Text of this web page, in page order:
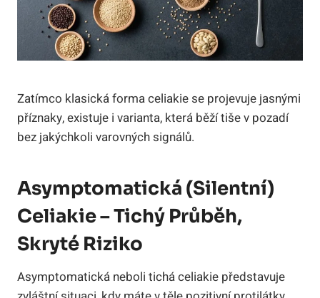
Zatímco klasická forma celiakie se projevuje jasnými
příznaky, existuje i varianta, která běží tiše v pozadí
bez jakýchkoli varovných signálů.
Asymptomatická (silentní)
Celiakie – Tichý Průběh,
Skryté Riziko
Asymptomatická neboli tichá celiakie představuje